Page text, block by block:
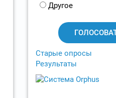
и Другое
Старые опросы
Результаты